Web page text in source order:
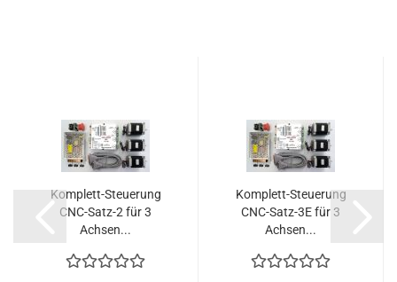
Komplett-Steuerung
CNC-Satz-2 für 3
Achsen...
Komplett-Steuerung
CNC-Satz-3E für 3
Achsen...